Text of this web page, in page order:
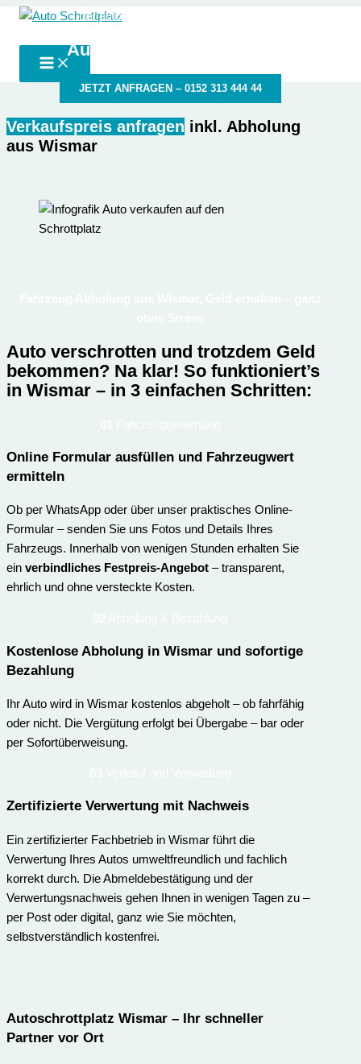
Zum
springen
der autoschrottplatz in deiner Nähe
Autoschrottplatz Wismar
JETZT ANFRAGEN – 0152 313 444 44
Verkaufspreis anfragen inkl. Abholung
aus Wismar
Auto verschrotten und trotzdem Geld
bekommen? Na klar! So funktioniert’s
in Wismar – in 3 einfachen Schritten:
Online Formular ausfüllen und Fahrzeugwert
ermitteln
Ob per WhatsApp oder über unser praktisches Online-
Formular – senden Sie uns Fotos und Details Ihres
Fahrzeugs. Innerhalb von wenigen Stunden erhalten Sie
ein verbindliches Festpreis-Angebot – transparent,
ehrlich und ohne versteckte Kosten.
Kostenlose Abholung in Wismar und sofortige
Bezahlung
Ihr Auto wird in Wismar kostenlos abgeholt – ob fahrfähig
oder nicht. Die Vergütung erfolgt bei Übergabe – bar oder
per Sofortüberweisung.
Zertifizierte Verwertung mit Nachweis
Ein zertifizierter Fachbetrieb in Wismar führt die
Verwertung Ihres Autos umweltfreundlich und fachlich
korrekt durch. Die Abmeldebestätigung und der
Verwertungsnachweis gehen Ihnen in wenigen Tagen zu –
per Post oder digital, ganz wie Sie möchten,
selbstverständlich kostenfrei.
Autoschrottplatz Wismar – Ihr schneller
Partner vor Ort